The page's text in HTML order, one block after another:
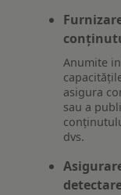
Anumite
asigura
sau a
dvs.